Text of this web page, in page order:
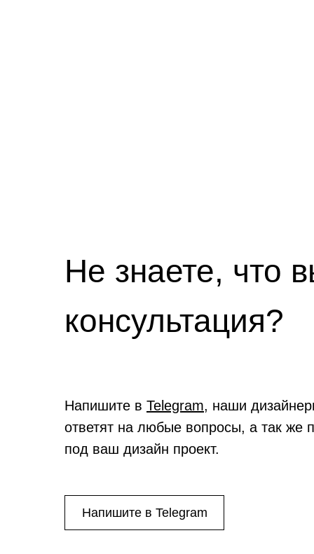
Напишите в Telegram, наши
ответят на любые вопросы, а так же
под ваш дизайн проект.
Не знаете, что
консультация?
Напишите в Telegram